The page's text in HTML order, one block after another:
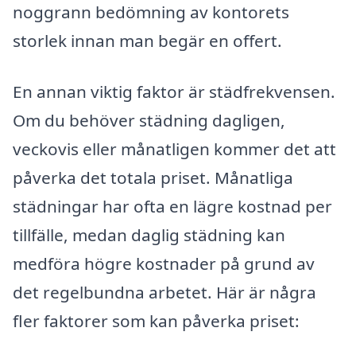
noggrann bedömning av kontorets
storlek innan man begär en offert.
En annan viktig faktor är städfrekvensen.
Om du behöver städning dagligen,
veckovis eller månatligen kommer det att
påverka det totala priset. Månatliga
städningar har ofta en lägre kostnad per
tillfälle, medan daglig städning kan
medföra högre kostnader på grund av
det regelbundna arbetet. Här är några
fler faktorer som kan påverka priset: